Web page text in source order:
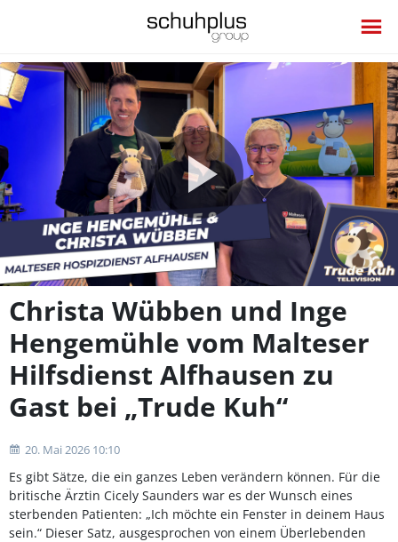
Video
Christa Wübben und Inge
Hengemühle vom Malteser
Hilfsdienst Alfhausen zu
Gast bei „Trude Kuh“
20. Mai 2026 10:10
Es gibt Sätze, die ein ganzes Leben verändern können. Für die
britische Ärztin Cicely Saunders war es der Wunsch eines
sterbenden Patienten: „Ich möchte ein Fenster in deinem Haus
sein.“ Dieser Satz, ausgesprochen von einem Überlebenden